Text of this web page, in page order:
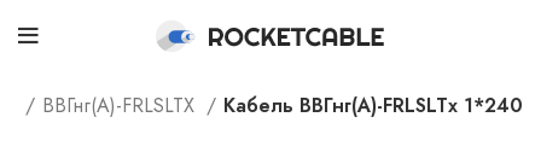
ВВГнг(А)-FRLSLTX Кабель ВВГнг(А)-FRLSLTx 1*240